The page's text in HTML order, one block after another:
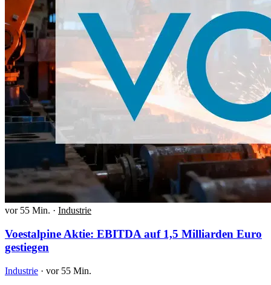
vor 55 Min. · Industrie
Voestalpine Aktie: EBITDA auf 1,5 Milliarden Euro
gestiegen
Industrie · vor 55 Min.